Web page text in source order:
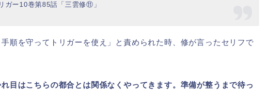
ガー10巻第85話「三雲修⑪」
順を守ってトリガーを使え」と責められた時、修が言ったセリフで
れ目はこちらの都合とは関係なくやってきます。準備が整うまで待っ